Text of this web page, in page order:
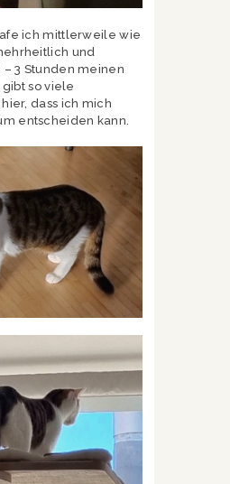
ich mittlerweile wie
und
3 Stunden meinen
gibt so viele
dass ich mich
entscheiden kann.